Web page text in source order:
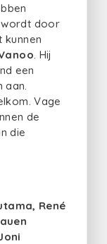
wordt door
kunnen
. Hij
een
aan.
Vage
de
die
René